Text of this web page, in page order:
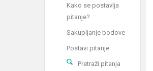
Kako se postavlja
pitanje?
Sakupljanje bodove
Postavi pitanje
Pretraži pitanja